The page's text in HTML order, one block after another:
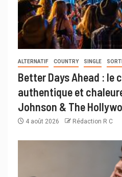
ALTERNATIF COUNTRY SINGLE
Better Days Ahead : le
authentique et
Johnson & The
4 août 2026 Rédaction R C